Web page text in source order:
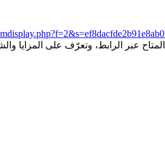
عبر الرابط، وتعرّف على المزايا